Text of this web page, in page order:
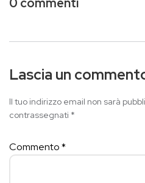
Lascia un
Il tuo indirizzo email non sarà
contrassegnati *
Commento*